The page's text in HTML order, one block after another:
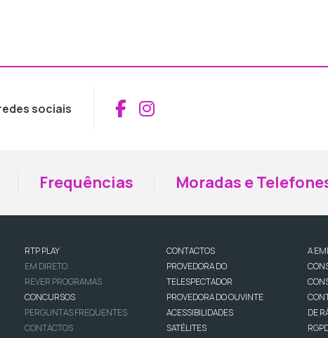
sociais Aceder ao Facebook da
Aceder ao Instagram
Frequências Moradas e
RTP PLAY
EM DIRETO
REVER PROGRAMAS
CONCURSOS
PERGUNTAS FREQUENTES
CONTACTOS
CONTACTOS
PROVEDORA DO
TELESPECTADOR
PROVEDORA DO OUVINTE
ACESSIBILIDADES
SATÉLITES
A
DE